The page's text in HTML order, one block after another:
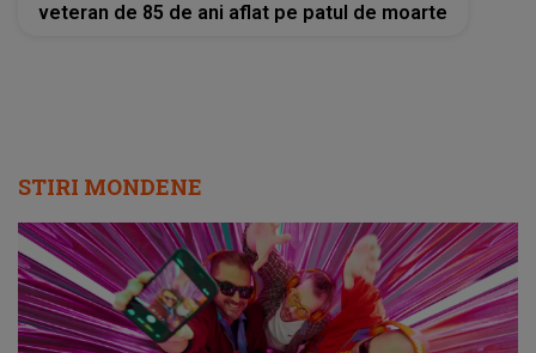
veteran de 85 de ani aflat pe patul de moarte
STIRI MONDENE